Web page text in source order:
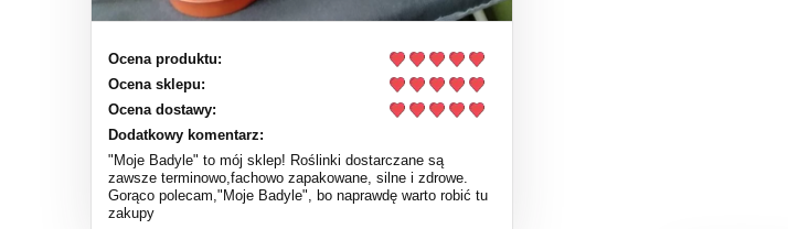
Ocena produktu:
Ocena sklepu:
Ocena dostawy:
Dodatkowy komentarz:
"Moje Badyle" to mój sklep! Roślinki dostarczane są
zawsze terminowo,fachowo zapakowane, silne i zdrowe.
Gorąco polecam,"Moje Badyle", bo naprawdę warto robić tu
zakupy